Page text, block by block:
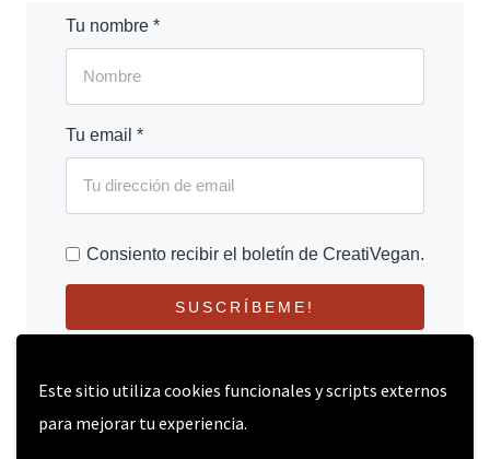
Este sitio utiliza cookies funcionales y scripts externos
para mejorar tu experiencia.
Tu nombre *
Tu email *
Consiento recibir el boletín de CreatiVegan.
SUSCRÍBEME!